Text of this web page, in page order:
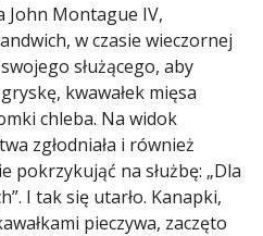
John Montague IV,
w czasie wieczornej
służącego, aby
kwawałek mięsa
chleba. Na widok
zgłodniała i również
pokrzykująć na służbę: „Dla
I tak się utarło. Kanapki,
pieczywa, zaczęto